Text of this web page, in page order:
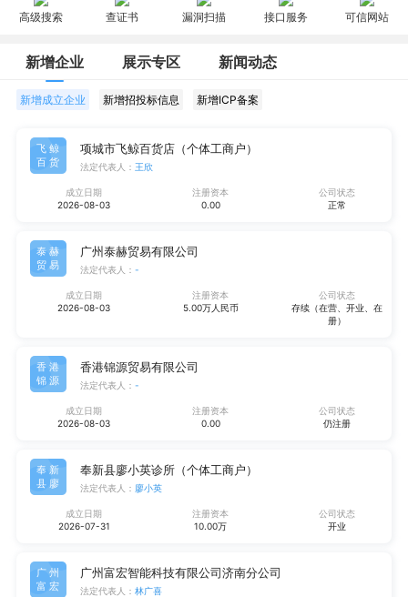
高级搜索 查证书 漏洞扫描 接口服务 可信网站
新增企业 展示专区 新闻动态
新增成立企业 新增招投标信息 新增ICP备案
飞鲸
百货
项城市飞鲸百货店（个体工商户）
法定代表人： 王欣
成立日期
2026-08-03
注册资本
0.00
公司状态
正常
泰赫
贸易
广州泰赫贸易有限公司
法定代表人： -
成立日期
2026-08-03
注册资本
5.00万人民币
公司状态
存续（在营、开业、在
册）
香港
锦源
香港锦源贸易有限公司
法定代表人： -
成立日期
2026-08-03
注册资本
0.00
公司状态
仍注册
奉新
县廖
奉新县廖小英诊所（个体工商户）
法定代表人： 廖小英
成立日期
2026-07-31
注册资本
10.00万
公司状态
开业
广州
富宏
广州富宏智能科技有限公司济南分公司
法定代表人： 林广喜